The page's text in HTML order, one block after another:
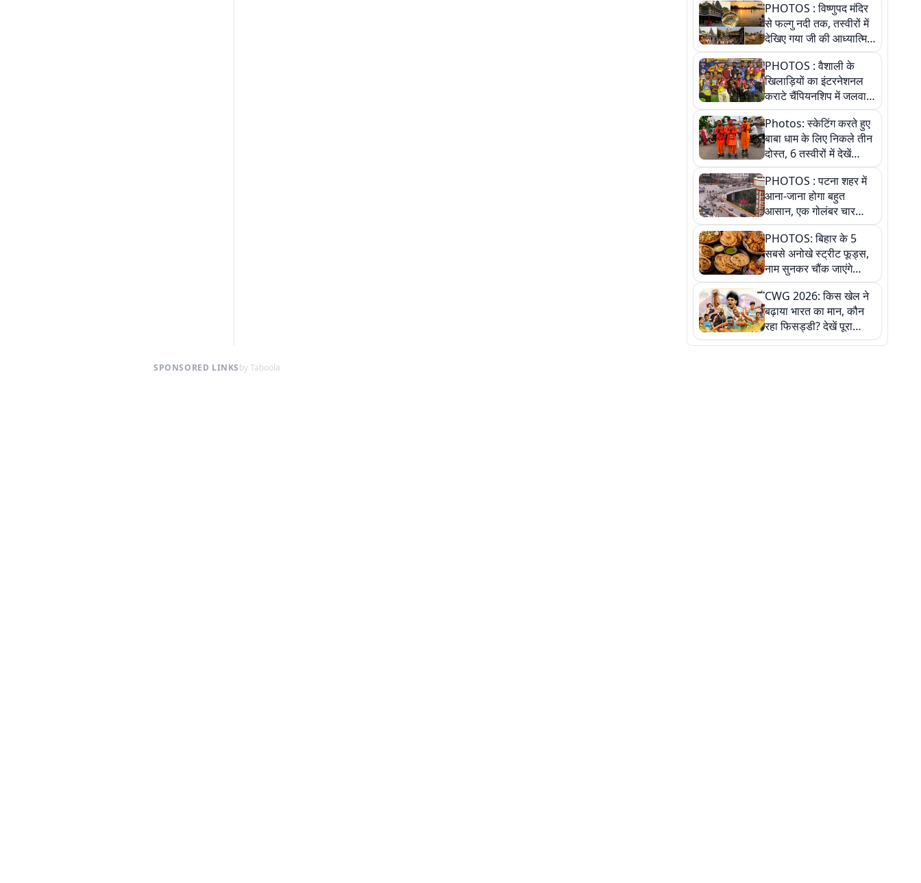
PHOTOS : विष्णुपद मंदिर
से फल्गु नदी तक, तस्वीरों में
देखिए गया जी की आध्यात्मिक
पहचान
PHOTOS : वैशाली के
खिलाड़ियों का इंटरनेशनल
कराटे चैंपियनशिप में जलवा,
जीते 9 पदक, पांच तस्वीर से
देखिए पूरा खेल
Photos: स्केटिंग करते हुए
बाबा धाम के लिए निकले तीन
दोस्त, 6 तस्वीरों में देखें
आस्था और जुनून की कहानी
PHOTOS : पटना शहर में
आना-जाना होगा बहुत
आसान, एक गोलंबर चार
फ्लाईओवर को जोड़ेगा
PHOTOS: बिहार के 5
सबसे अनोखे स्ट्रीट फूड्स,
नाम सुनकर चौंक जाएंगे
लेकिन स्वाद ऐसा कि बार-बार
खाने का करेगा मन
CWG 2026: किस खेल ने
बढ़ाया भारत का मान, कौन
रहा फिसड्डी? देखें पूरा
रिपोर्ट कार्ड
SPONSORED LINKSby Taboola